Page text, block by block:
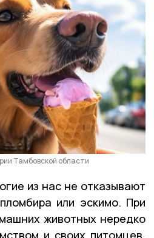
Тамбовской области
из нас не отказывают
или эскимо. При
животных нередко
и своих питомцев.